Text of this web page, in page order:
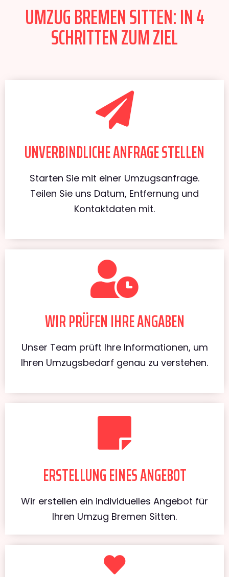
UMZUG BREMEN SITTEN: IN 4
SCHRITTEN ZUM ZIEL
UNVERBINDLICHE ANFRAGE STELLEN
Starten Sie mit einer Umzugsanfrage.
Teilen Sie uns Datum, Entfernung und
Kontaktdaten mit.
WIR PRÜFEN IHRE ANGABEN
Unser Team prüft Ihre Informationen, um
Ihren Umzugsbedarf genau zu verstehen.
ERSTELLUNG EINES ANGEBOT
Wir erstellen ein individuelles Angebot für
Ihren Umzug Bremen Sitten.